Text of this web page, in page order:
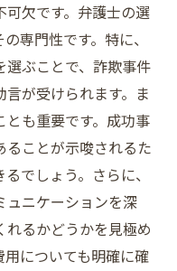
欠です。弁護士の選
専門性です。特に、
選ぶことで、詐欺事件
が受けられます。ま
も重要です。成功事
ことが示唆されるた
でしょう。さらに、
ュニケーションを深
るかどうかを見極め
についても明確に確